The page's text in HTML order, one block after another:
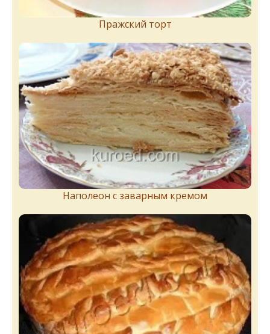
Пражский торт
Наполеон с заварным кремом